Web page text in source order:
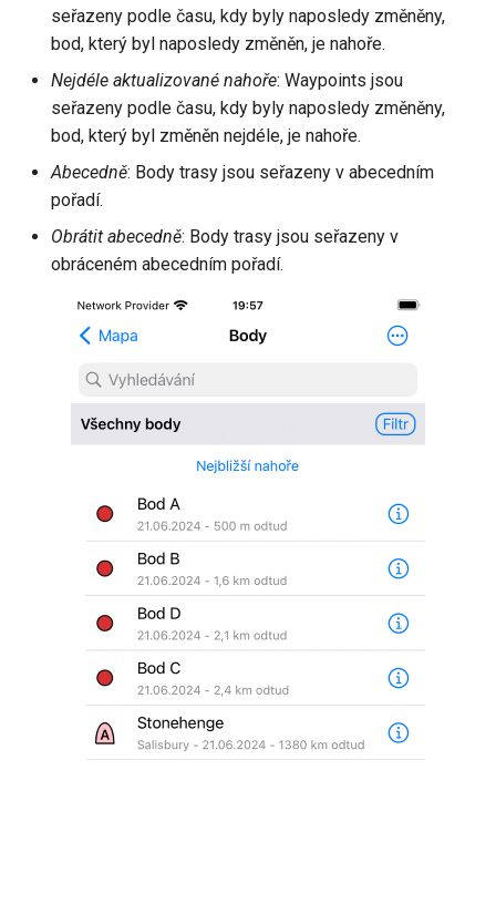
seřazeny podle času, kdy byly naposledy změněny,
bod, který byl naposledy změněn, je nahoře.
Nejdéle aktualizované nahoře: Waypoints jsou
seřazeny podle času, kdy byly naposledy změněny,
bod, který byl změněn nejdéle, je nahoře.
Abecedně: Body trasy jsou seřazeny v abecedním
pořadí.
Obrátit abecedně: Body trasy jsou seřazeny v
obráceném abecedním pořadí.